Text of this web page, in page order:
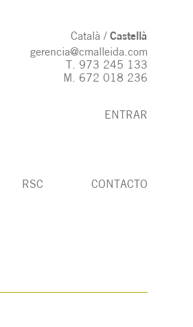
Català
Castellà
gerencia@cmalleida.com
T. 973 245 133
M. 672 018 236
ENTRAR
RSC CONTACTO